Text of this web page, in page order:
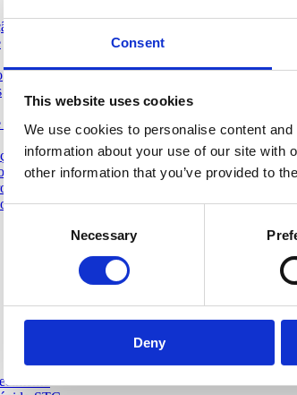
Consent
This website uses cookies
We use cookies to personalise content
information about your use of our site with
other information that you’ve provided to
Consent
Necessary
Deny
em gesso cartonado
mesmo
de chapas
pesados em madeira